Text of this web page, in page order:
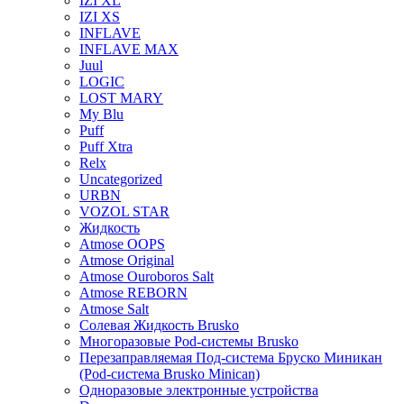
IZI XS
INFLAVE
INFLAVE MAX
Juul
LOGIC
LOST MARY
My Blu
Puff
Puff Xtra
Relx
Uncategorized
URBN
VOZOL STAR
Жидкость
Atmose OOPS
Atmose Original
Atmose Ouroboros Salt
Atmose REBORN
Atmose Salt
Солевая Жидкость Brusko
Многоразовые Pod-системы Brusko
Перезаправляемая Под-система Бруско Миникан
(Pod-система Brusko Minican)
Одноразовые электронные устройства